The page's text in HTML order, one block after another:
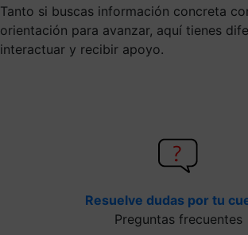
Tanto si buscas información concreta
orientación para avanzar, aquí tienes
interactuar y recibir apoyo.
Resuelve dudas por tu
Preguntas frecuentes